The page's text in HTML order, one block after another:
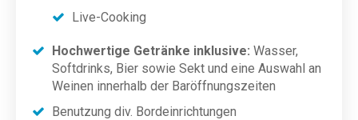
Live-Cooking
Hochwertige Getränke inklusive: Wasser,
Softdrinks, Bier sowie Sekt und eine Auswahl an
Weinen innerhalb der Baröffnungszeiten
Benutzung div. Bordeinrichtungen